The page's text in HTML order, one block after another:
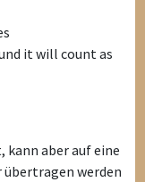
it will count as
aber auf eine
übertragen werden